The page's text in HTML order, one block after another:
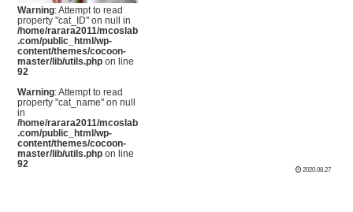
Warning: Attempt to read
property "cat_ID" on null in
/home/rarara2011/mcoslab
.com/public_html/wp-
content/themes/cocoon-
master/lib/utils.php on line
92
Warning: Attempt to read
property "cat_name" on null
in
/home/rarara2011/mcoslab
.com/public_html/wp-
content/themes/cocoon-
master/lib/utils.php on line
92
2020.08.27